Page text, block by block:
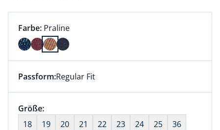
Farbauswahl:
Farbe: aktuell ausgewählt:
Praline
Farbe Praline ausgewählt
Dieser Artikel hat die Passform Regular Fit. für
Passform:Regular Fit
Größenauswahl:
Größe:nichts ausgewählt
18
19 20 21 22 23 24 25
36